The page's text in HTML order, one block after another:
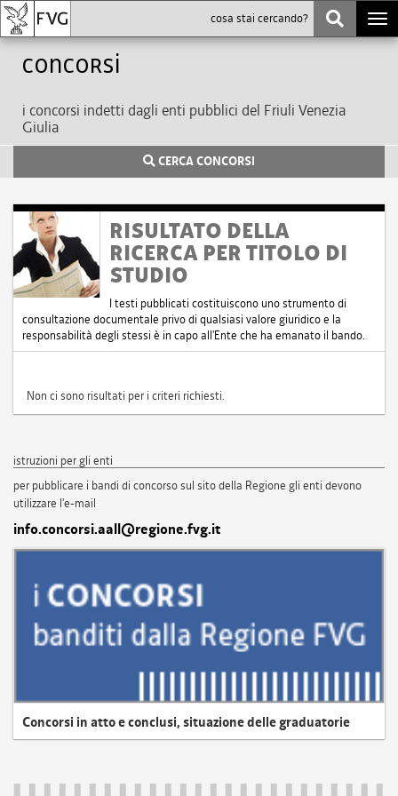
Concorsi
i concorsi indetti dagli enti pubblici del Friuli Venezia
Giulia
CERCA CONCORSI
RISULTATO DELLA
RICERCA PER TITOLO DI
STUDIO
I testi pubblicati costituiscono uno strumento di
consultazione documentale privo di qualsiasi valore giuridico e la
responsabilità degli stessi è in capo all'Ente che ha emanato il bando.
Non ci sono risultati per i criteri richiesti.
istruzioni per gli enti
per pubblicare i bandi di concorso sul sito della Regione gli enti devono
utilizzare l'e-mail
info.concorsi.aall@regione.fvg.it
Concorsi in atto e conclusi, situazione delle graduatorie